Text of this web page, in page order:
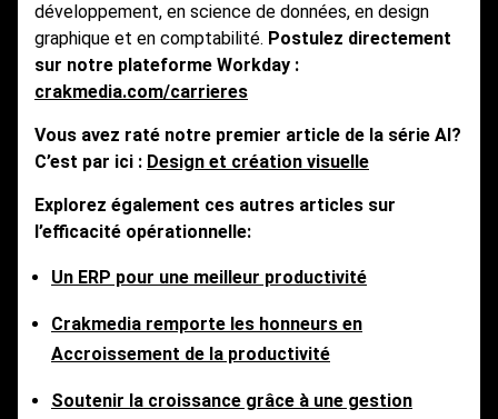
développement, en science de données, en design
graphique et en comptabilité. Postulez directement
sur notre plateforme Workday :
crakmedia.com/carrieres
Vous avez raté notre premier article de la série AI?
C’est par ici : Design et création visuelle
Explorez également ces autres articles sur
l’efficacité opérationnelle:
Un ERP pour une meilleur productivité
Crakmedia remporte les honneurs en
Accroissement de la productivité
Soutenir la croissance grâce à une gestion